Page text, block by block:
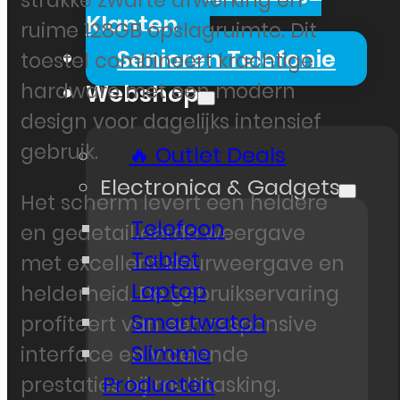
Klanten
Senioren Telefonie
Webshop
🔥 Outlet Deals
Electronica & Gadgets
Telefoon
Tablet
Laptop
Smartwatch
Slimme
Producten
ruime 128GB opslagruimte. Dit
toestel combineert krachtige
hardware met een modern
design voor dagelijks intensief
gebruik.
Het scherm levert een heldere
en gedetailleerde weergave
met excellent kleurweergave en
helderheid. De gebruikservaring
profiteert van een responsive
interface en vloeiende
prestaties bij multitasking.